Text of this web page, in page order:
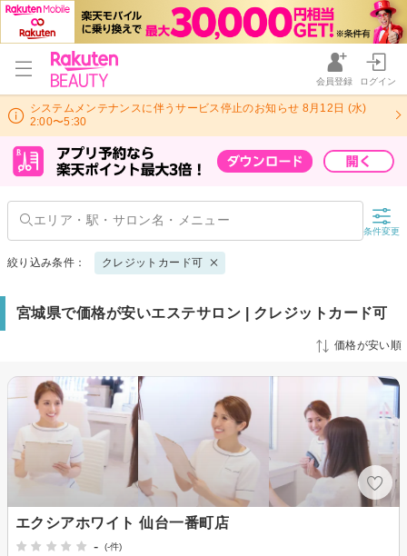
会員登録 ログイン
システムメンテナンスに伴うサービス停止のお知らせ 8月12日 (水)
2:00〜5:30
条件変更
絞り込み条件： クレジットカード可
宮城県で価格が安いエステサロン | クレジットカード可
価格が安い順
エクシアホワイト 仙台一番町店
-
(-件)